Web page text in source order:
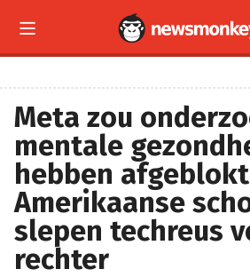

Meta zou
mentale
hebben
Amerikaanse
slepen techreus
rechter